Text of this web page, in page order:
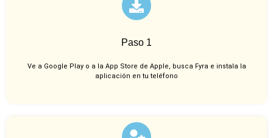
Paso 1
Ve a Google Play o a la App Store de Apple, busca Fyra e instala la
aplicación en tu teléfono